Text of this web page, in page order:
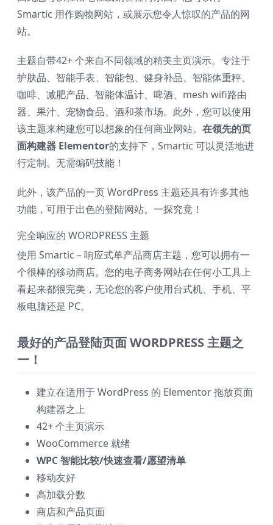
❅ ❅
Smartic 用作购物网站，或展示您令人惊叹的产品的网
站。
主题自带42+ 个来自不同领域的精美主页演示。专注于
护肤品、智能手表、智能包、健身补品、智能体重秤、
咖啡、减肥产品、智能体温计、啤酒、mesh wifi路由
器、果汁、宠物食品、酒和茶市场。此外，您可以使用
该主题来构建您可以想象的任何商业网站。 在领先的页
面构建器 Elementor的支持下，Smartic 可以灵活地进
行定制。无需编码技能！
此外，该产品的一页 WordPress 主题还具有许多其他
功能，可用于出色的登陆网站。一探究竟！
完全响应的 WORDPRESS 主题
使用 Smartic – 响应式单产品商店主题，您可以拥有一
个很棒的移动商店。您的电子商务网站在任何小工具上
看起来都很完美，无论您的客户使用台式机、手机、平
板电脑还是 PC。
最好的产品登陆页面 WORDPRESS 主题之
一！
建立在适用于 WordPress 的 Elementor 拖放页面
构建器之上
42+ 个主页演示
WooCommerce 就绪
WPC 智能比较/快速查看/愿望清单
移动友好
高加载分数
商店和产品页面